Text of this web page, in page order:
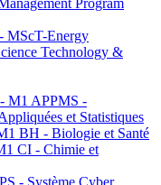
Program
MScT-Energy
Technology &
M1 APPMS -
et Statistiques
BH - Biologie et Santé
CI - Chimie et
- Système Cyber